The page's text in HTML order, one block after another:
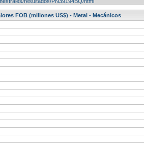
FOB (millones US$) - Metal - Mecánicos